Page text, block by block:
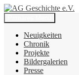
Zum
Inhalt
springen
AG
Suchen
Neuigkeiten
Chronik
Projekte
Bildergalerien
Presse